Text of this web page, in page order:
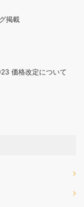
掲載
価格改定について